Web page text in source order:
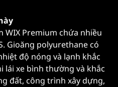
WIX Premium chứa nhiều
Gioăng polyurethane có
độ nóng và lạnh khắc
lái xe bình thường và khắc
đất, công trình xây dựng,